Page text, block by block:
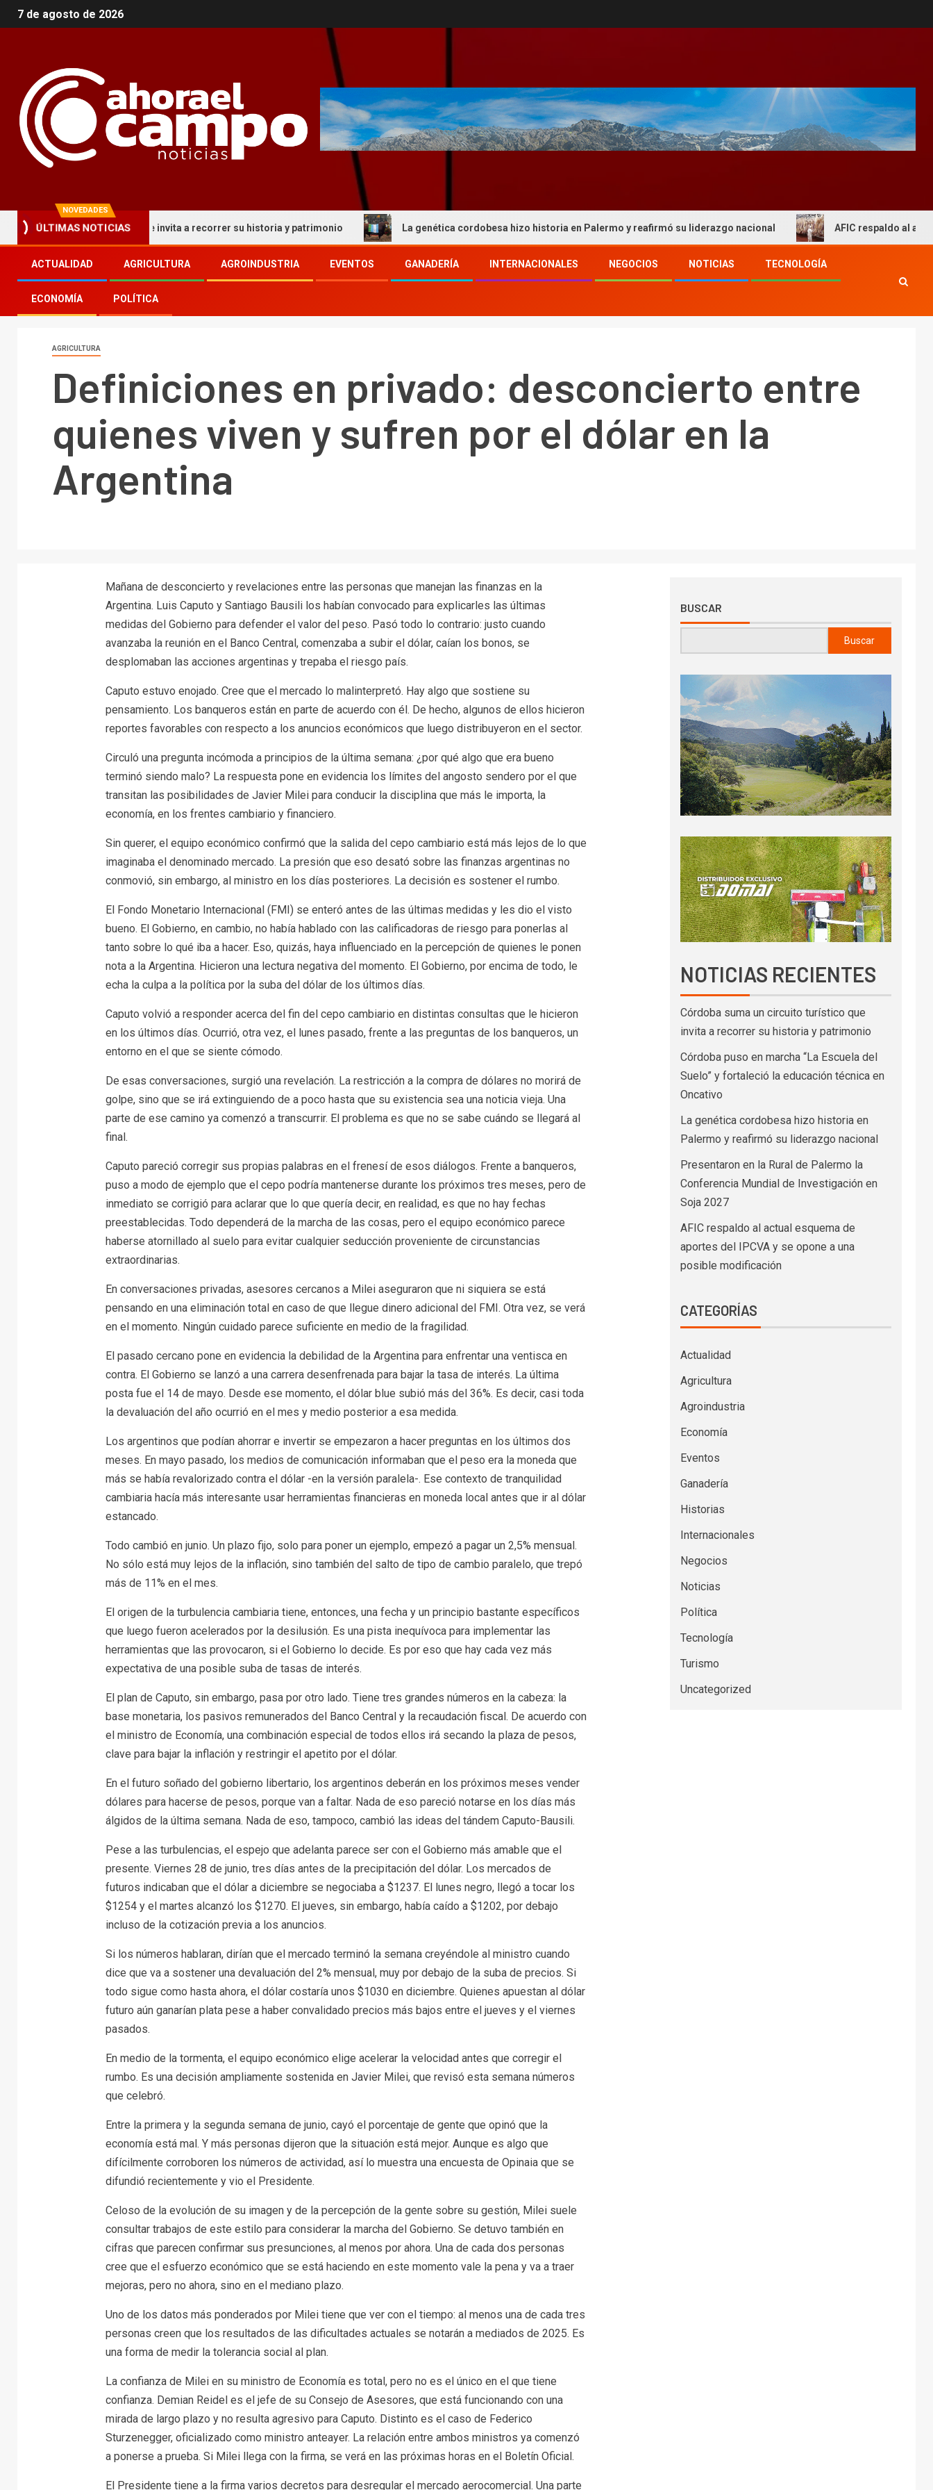
7 de agosto de 2026
NOVEDADES
ÚLTIMAS NOTICIAS
circuito turístico que invita a recorrer su historia y patrimonio La genética cordobesa hizo historia en Palermo y reafirmó su liderazgo nacional AFIC respaldo al actual
ACTUALIDAD AGRICULTURA AGROINDUSTRIA EVENTOS GANADERÍA INTERNACIONALES NEGOCIOS NOTICIAS TECNOLOGÍA
ECONOMÍA POLÍTICA
AGRICULTURA
Definiciones en privado: desconcierto entre
quienes viven y sufren por el dólar en la
Argentina
Mañana de desconcierto y revelaciones entre las personas que manejan las finanzas en la
Argentina. Luis Caputo y Santiago Bausili los habían convocado para explicarles las últimas
medidas del Gobierno para defender el valor del peso. Pasó todo lo contrario: justo cuando
avanzaba la reunión en el Banco Central, comenzaba a subir el dólar, caían los bonos, se
desplomaban las acciones argentinas y trepaba el riesgo país.
Caputo estuvo enojado. Cree que el mercado lo malinterpretó. Hay algo que sostiene su
pensamiento. Los banqueros están en parte de acuerdo con él. De hecho, algunos de ellos hicieron
reportes favorables con respecto a los anuncios económicos que luego distribuyeron en el sector.
Circuló una pregunta incómoda a principios de la última semana: ¿por qué algo que era bueno
terminó siendo malo? La respuesta pone en evidencia los límites del angosto sendero por el que
transitan las posibilidades de Javier Milei para conducir la disciplina que más le importa, la
economía, en los frentes cambiario y financiero.
Sin querer, el equipo económico confirmó que la salida del cepo cambiario está más lejos de lo que
imaginaba el denominado mercado. La presión que eso desató sobre las finanzas argentinas no
conmovió, sin embargo, al ministro en los días posteriores. La decisión es sostener el rumbo.
El Fondo Monetario Internacional (FMI) se enteró antes de las últimas medidas y les dio el visto
bueno. El Gobierno, en cambio, no había hablado con las calificadoras de riesgo para ponerlas al
tanto sobre lo qué iba a hacer. Eso, quizás, haya influenciado en la percepción de quienes le ponen
nota a la Argentina. Hicieron una lectura negativa del momento. El Gobierno, por encima de todo, le
echa la culpa a la política por la suba del dólar de los últimos días.
Caputo volvió a responder acerca del fin del cepo cambiario en distintas consultas que le hicieron
en los últimos días. Ocurrió, otra vez, el lunes pasado, frente a las preguntas de los banqueros, un
entorno en el que se siente cómodo.
De esas conversaciones, surgió una revelación. La restricción a la compra de dólares no morirá de
golpe, sino que se irá extinguiendo de a poco hasta que su existencia sea una noticia vieja. Una
parte de ese camino ya comenzó a transcurrir. El problema es que no se sabe cuándo se llegará al
final.
Caputo pareció corregir sus propias palabras en el frenesí de esos diálogos. Frente a banqueros,
puso a modo de ejemplo que el cepo podría mantenerse durante los próximos tres meses, pero de
inmediato se corrigió para aclarar que lo que quería decir, en realidad, es que no hay fechas
preestablecidas. Todo dependerá de la marcha de las cosas, pero el equipo económico parece
haberse atornillado al suelo para evitar cualquier seducción proveniente de circunstancias
extraordinarias.
En conversaciones privadas, asesores cercanos a Milei aseguraron que ni siquiera se está
pensando en una eliminación total en caso de que llegue dinero adicional del FMI. Otra vez, se verá
en el momento. Ningún cuidado parece suficiente en medio de la fragilidad.
El pasado cercano pone en evidencia la debilidad de la Argentina para enfrentar una ventisca en
contra. El Gobierno se lanzó a una carrera desenfrenada para bajar la tasa de interés. La última
posta fue el 14 de mayo. Desde ese momento, el dólar blue subió más del 36%. Es decir, casi toda
la devaluación del año ocurrió en el mes y medio posterior a esa medida.
Los argentinos que podían ahorrar e invertir se empezaron a hacer preguntas en los últimos dos
meses. En mayo pasado, los medios de comunicación informaban que el peso era la moneda que
más se había revalorizado contra el dólar -en la versión paralela-. Ese contexto de tranquilidad
cambiaria hacía más interesante usar herramientas financieras en moneda local antes que ir al dólar
estancado.
Todo cambió en junio. Un plazo fijo, solo para poner un ejemplo, empezó a pagar un 2,5% mensual.
No sólo está muy lejos de la inflación, sino también del salto de tipo de cambio paralelo, que trepó
más de 11% en el mes.
El origen de la turbulencia cambiaria tiene, entonces, una fecha y un principio bastante específicos
que luego fueron acelerados por la desilusión. Es una pista inequívoca para implementar las
herramientas que las provocaron, si el Gobierno lo decide. Es por eso que hay cada vez más
expectativa de una posible suba de tasas de interés.
El plan de Caputo, sin embargo, pasa por otro lado. Tiene tres grandes números en la cabeza: la
base monetaria, los pasivos remunerados del Banco Central y la recaudación fiscal. De acuerdo con
el ministro de Economía, una combinación especial de todos ellos irá secando la plaza de pesos,
clave para bajar la inflación y restringir el apetito por el dólar.
En el futuro soñado del gobierno libertario, los argentinos deberán en los próximos meses vender
dólares para hacerse de pesos, porque van a faltar. Nada de eso pareció notarse en los días más
álgidos de la última semana. Nada de eso, tampoco, cambió las ideas del tándem Caputo-Bausili.
Pese a las turbulencias, el espejo que adelanta parece ser con el Gobierno más amable que el
presente. Viernes 28 de junio, tres días antes de la precipitación del dólar. Los mercados de
futuros indicaban que el dólar a diciembre se negociaba a $1237. El lunes negro, llegó a tocar los
$1254 y el martes alcanzó los $1270. El jueves, sin embargo, había caído a $1202, por debajo
incluso de la cotización previa a los anuncios.
Si los números hablaran, dirían que el mercado terminó la semana creyéndole al ministro cuando
dice que va a sostener una devaluación del 2% mensual, muy por debajo de la suba de precios. Si
todo sigue como hasta ahora, el dólar costaría unos $1030 en diciembre. Quienes apuestan al dólar
futuro aún ganarían plata pese a haber convalidado precios más bajos entre el jueves y el viernes
pasados.
En medio de la tormenta, el equipo económico elige acelerar la velocidad antes que corregir el
rumbo. Es una decisión ampliamente sostenida en Javier Milei, que revisó esta semana números
que celebró.
Entre la primera y la segunda semana de junio, cayó el porcentaje de gente que opinó que la
economía está mal. Y más personas dijeron que la situación está mejor. Aunque es algo que
difícilmente corroboren los números de actividad, así lo muestra una encuesta de Opinaia que se
difundió recientemente y vio el Presidente.
Celoso de la evolución de su imagen y de la percepción de la gente sobre su gestión, Milei suele
consultar trabajos de este estilo para considerar la marcha del Gobierno. Se detuvo también en
cifras que parecen confirmar sus presunciones, al menos por ahora. Una de cada dos personas
cree que el esfuerzo económico que se está haciendo en este momento vale la pena y va a traer
mejoras, pero no ahora, sino en el mediano plazo.
Uno de los datos más ponderados por Milei tiene que ver con el tiempo: al menos una de cada tres
personas creen que los resultados de las dificultades actuales se notarán a mediados de 2025. Es
una forma de medir la tolerancia social al plan.
La confianza de Milei en su ministro de Economía es total, pero no es el único en el que tiene
confianza. Demian Reidel es el jefe de su Consejo de Asesores, que está funcionando con una
mirada de largo plazo y no resulta agresivo para Caputo. Distinto es el caso de Federico
Sturzenegger, oficializado como ministro anteayer. La relación entre ambos ministros ya comenzó
a ponerse a prueba. Si Milei llega con la firma, se verá en las próximas horas en el Boletín Oficial.
El Presidente tiene a la firma varios decretos para desregular el mercado aerocomercial. Una parte
BUSCAR
Buscar
NOTICIAS RECIENTES
Córdoba suma un circuito turístico que
invita a recorrer su historia y patrimonio
Córdoba puso en marcha “La Escuela del
Suelo” y fortaleció la educación técnica en
Oncativo
La genética cordobesa hizo historia en
Palermo y reafirmó su liderazgo nacional
Presentaron en la Rural de Palermo la
Conferencia Mundial de Investigación en
Soja 2027
AFIC respaldo al actual esquema de
aportes del IPCVA y se opone a una
posible modificación
CATEGORÍAS
Actualidad
Agricultura
Agroindustria
Economía
Eventos
Ganadería
Historias
Internacionales
Negocios
Noticias
Política
Tecnología
Turismo
Uncategorized